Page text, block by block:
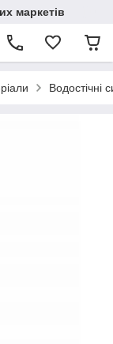
маркетів
Водостічні